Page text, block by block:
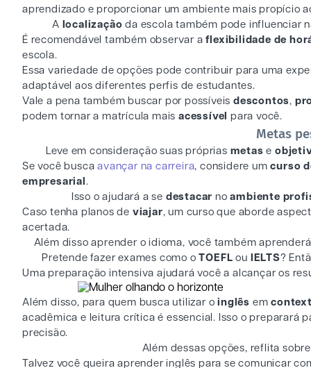
aprendizado e proporcionar um ambiente mais propício
A localizaçãoda escola também pode influenciar
É recomendável também observar aflexibilidade de
escola.
Essa variedade de opções pode contribuir para uma
adaptável aos diferentes perfis de estudantes.
Vale a pena também buscar por possíveis descontos,
podem tornar a matrícula maisacessívelpara você.
Metas
Leve em consideração suas próprias metase
Se você buscaavançar na carreira, considere umcurso
empresarial .
Isso o ajudará a se destacarnoambiente
Caso tenha planos de viajar, um curso que aborde
acertada.
Além disso aprender o idioma, você também
Pretende fazer exames como oTOEFLou IELTS?
Uma preparação intensiva ajudará você a alcançar os
Além disso, para quem busca utilizar oinglês em
acadêmica e leitura crítica é essencial. Isso o preparará
precisão.
Além dessas opções, reflita
Talvez você queira aprender inglês para se comunicar